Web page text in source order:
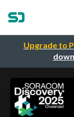
Upgrade to